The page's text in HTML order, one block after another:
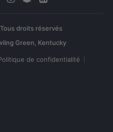
droits réservés
de confidentialité